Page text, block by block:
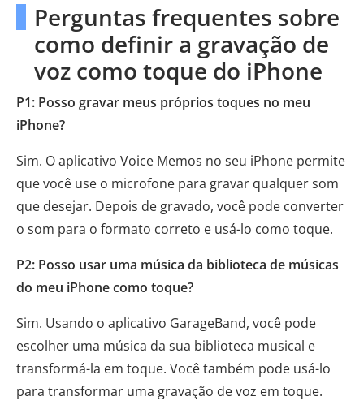
Perguntas frequentes sobre
como definir a gravação de
voz como toque do iPhone
P1: Posso gravar meus próprios toques no meu
iPhone?
Sim. O aplicativo Voice Memos no seu iPhone permite
que você use o microfone para gravar qualquer som
que desejar. Depois de gravado, você pode converter
o som para o formato correto e usá-lo como toque.
P2: Posso usar uma música da biblioteca de músicas
do meu iPhone como toque?
Sim. Usando o aplicativo GarageBand, você pode
escolher uma música da sua biblioteca musical e
transformá-la em toque. Você também pode usá-lo
para transformar uma gravação de voz em toque.